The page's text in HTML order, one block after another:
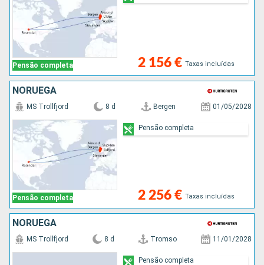
Pensão completa 2 156 € Taxas incluídas
NORUEGA
Pensão completa
MS Trollfjord 8 d Bergen 01/05/2028
2 256 € Taxas incluídas
Pensão completa
NORUEGA
MS Trollfjord 8 d Tromso 11/01/2028
Pensão completa